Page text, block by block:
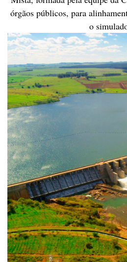
órgãos públicos, para
o